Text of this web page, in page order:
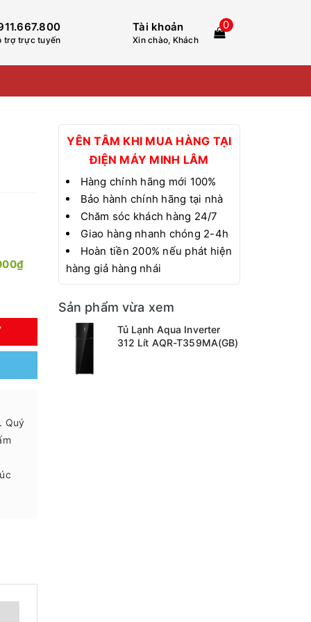
trợ trực tuyến
Tài khoản
Xin chào, Khách
0
Quý
YÊN TÂM KHI MUA HÀNG TẠI
ĐIỆN MÁY MINH LÂM
Hàng chính hãng mới 100%
Bảo hành chính hãng tại nhà
Chăm sóc khách hàng 24/7
Giao hàng nhanh chóng 2-4h
Hoàn tiền 200% nếu phát hiện
hàng giả hàng nhái
Sản phẩm vừa xem
Tủ Lạnh Aqua Inverter
312 Lít AQR-T359MA(GB)